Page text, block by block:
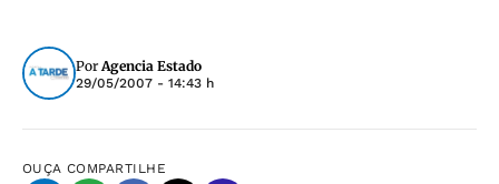
PorAgencia Estado
29/05/2007 - 14:43 h
OUÇA COMPARTILHE